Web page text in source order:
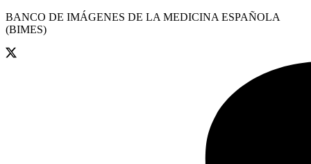
BANCO DE IMÁGENES DE LA MEDICINA ESPAÑOLA
(BIMES)